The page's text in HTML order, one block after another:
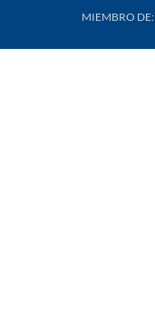
MIEMBRO DE: